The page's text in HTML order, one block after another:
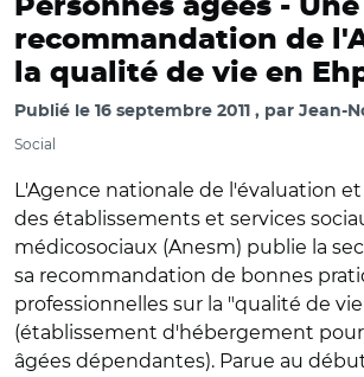
Personnes âgées -
recommandation de
la qualité de vie en
Publié le 16 septembre 2011 par Jean-
Social
L'Agence nationale de l'évaluation
des établissements et services
médicosociaux (Anesm) publie la
sa recommandation de bonnes
professionnelles sur la "qualité de
(établissement d'hébergement
âgées dépendantes). Parue au